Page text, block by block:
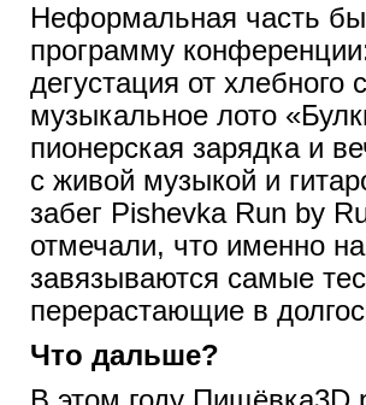
Неформальная часть
программу
дегустация от
музыкальное лото
пионерская зарядка и
с живой музыкой и
забег Pishevka Run by
отмечали, что именно
завязываются самые
перерастающие в
Что дальше?